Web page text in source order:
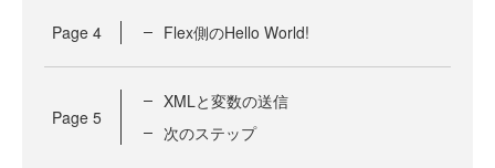
Page 4 Flex側のHello World!
Page 5
XMLと変数の送信
次のステップ